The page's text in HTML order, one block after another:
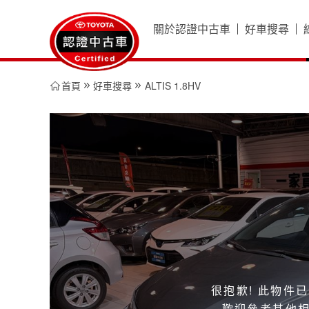
Server
關於認證中古車 好車搜尋
精選好車館
賞車影片
超值車輛
首頁 好車搜尋 ALTIS 1.8HV
很抱歉! 此物件